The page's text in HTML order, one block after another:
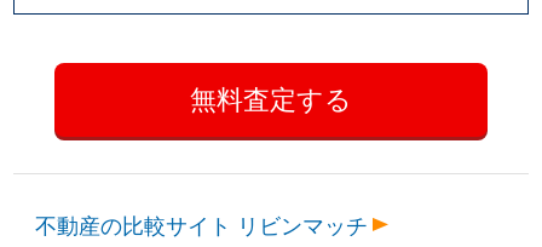
不動産の比較サイト リビンマッチ